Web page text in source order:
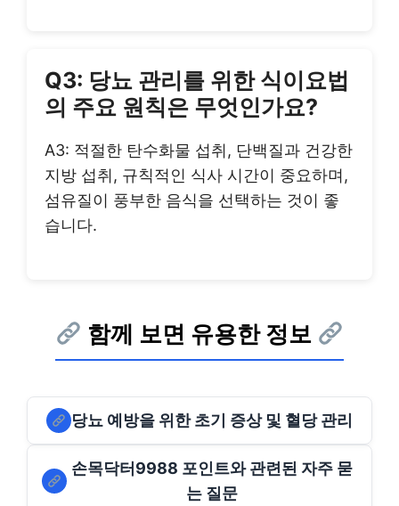
Q3: 당뇨 관리를 위한 식이요법
의 주요 원칙은 무엇인가요?
A3: 적절한 탄수화물 섭취, 단백질과 건강한
지방 섭취, 규칙적인 식사 시간이 중요하며,
섬유질이 풍부한 음식을 선택하는 것이 좋
습니다.
함께 보면 유용한 정보
당뇨 예방을 위한 초기 증상 및 혈당 관리
손목닥터9988 포인트와 관련된 자주 묻
는 질문